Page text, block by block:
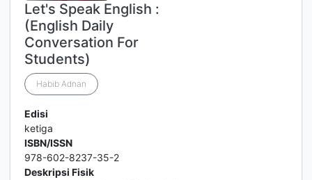
Let's Speak English :
(English Daily
Conversation For
Students)
Habib Adnan
Edisi
ketiga
ISBN/ISSN
978-602-8237-35-2
Deskripsi Fisik